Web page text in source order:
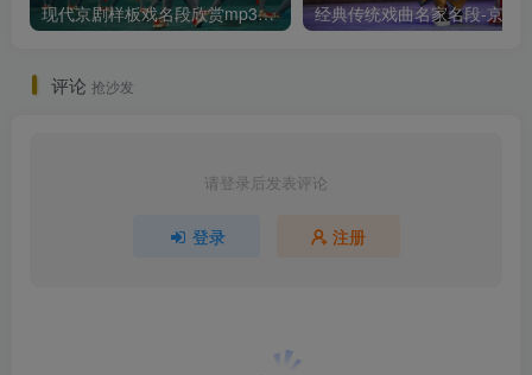
现代京剧样板戏名段欣赏mp3打包戏曲下载
评论 抢沙发
请登录后发表评论
登录 注册